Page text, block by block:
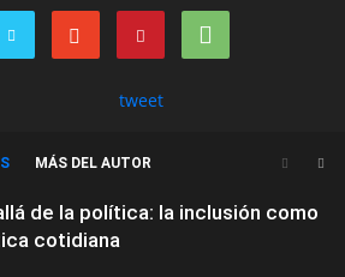
tweet
MÁS DEL AUTOR
de la política: la inclusión como
cotidiana